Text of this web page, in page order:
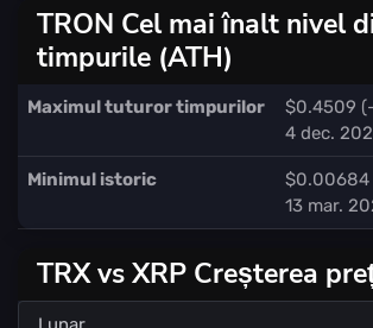
TRON Cel mai înalt nivel
timpurile (ATH)
Maximul tuturor timpurilor
$0.4509
4 dec.
Minimul istoric
$0.00684
13 mar.
TRX vs XRP Creșterea